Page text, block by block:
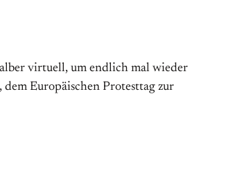
virtuell, um endlich mal wieder
Europäischen Protesttag zur